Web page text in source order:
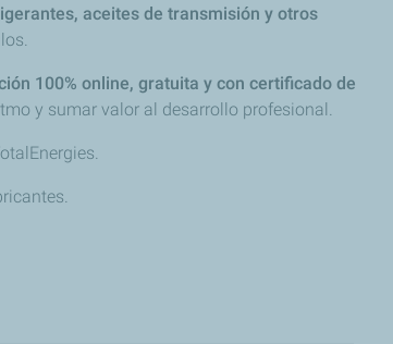
aceites de transmisión y otros
100% online, gratuita y con certificado de
y sumar valor al desarrollo profesional.